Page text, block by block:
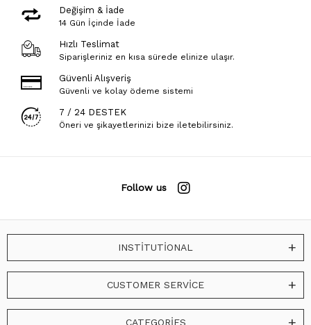
Değişim & İade
14 Gün İçinde İade
Hızlı Teslimat
Siparişleriniz en kısa sürede elinize ulaşır.
Güvenli Alışveriş
Güvenli ve kolay ödeme sistemi
7 / 24 DESTEK
Öneri ve şikayetlerinizi bize iletebilirsiniz.
Follow us
INSTİTUTİONAL
CUSTOMER SERVİCE
CATEGORİES